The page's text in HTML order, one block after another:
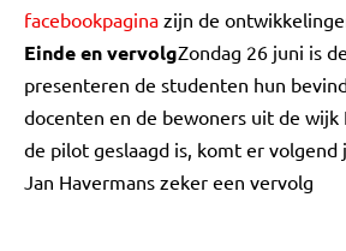
facebookpagina zijn de
Einde en vervolgZondag 26 juni is
presenteren de studenten hun
docenten en de bewoners uit de wijk
de pilot geslaagd is, komt er volgend
Jan Havermans zeker een vervolg